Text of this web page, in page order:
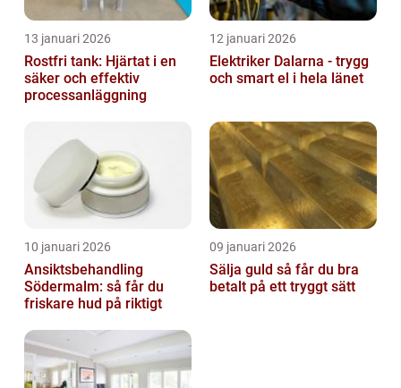
13 januari 2026
Rostfri tank: Hjärtat i en
säker och effektiv
processanläggning
12 januari 2026
Elektriker Dalarna - trygg
och smart el i hela länet
10 januari 2026
Ansiktsbehandling
Södermalm: så får du
friskare hud på riktigt
09 januari 2026
Sälja guld så får du bra
betalt på ett tryggt sätt